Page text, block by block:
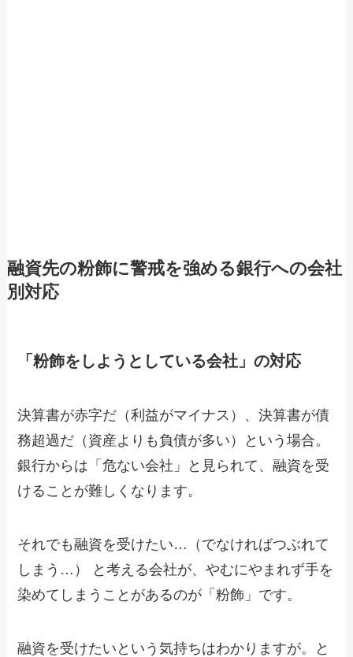
融資先の粉飾に警戒を強める銀行への会社
別対応
「粉飾をしようとしている会社」の対応
決算書が赤字だ（利益がマイナス）、決算書が債
務超過だ（資産よりも負債が多い）という場合。
銀行からは「危ない会社」と見られて、融資を受
けることが難しくなります。
それでも融資を受けたい…（でなければつぶれて
しまう…） と考える会社が、やむにやまれず手を
染めてしまうことがあるのが「粉飾」です。
融資を受けたいという気持ちはわかりますが。と